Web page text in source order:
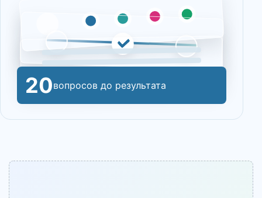
20вопросов до результата